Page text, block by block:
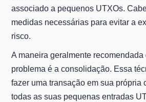
associado a pequenos UTXOs.
medidas necessárias para evitar a
risco.
A maneira geralmente
problema é a consolidação. Essa
fazer uma transação em sua própria
todas as suas pequenas entradas